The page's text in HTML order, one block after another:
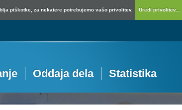
piškotke, za nekatere potrebujemo vašo privolitev. Uredi privolitev...
Oddaja dela Statistika